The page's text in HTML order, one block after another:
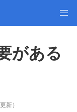
がある
新）